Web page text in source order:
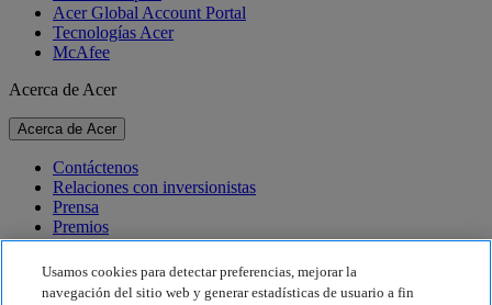
Acer Global Account Portal
Tecnologías Acer
McAfee
Acerca de Acer
Acerca de Acer
Contáctenos
Relaciones con inversionistas
Prensa
Premios
Eventos
Sostenibilidad
Usamos cookies para detectar preferencias, mejorar la
navegación del sitio web y generar estadísticas de usuario a fin